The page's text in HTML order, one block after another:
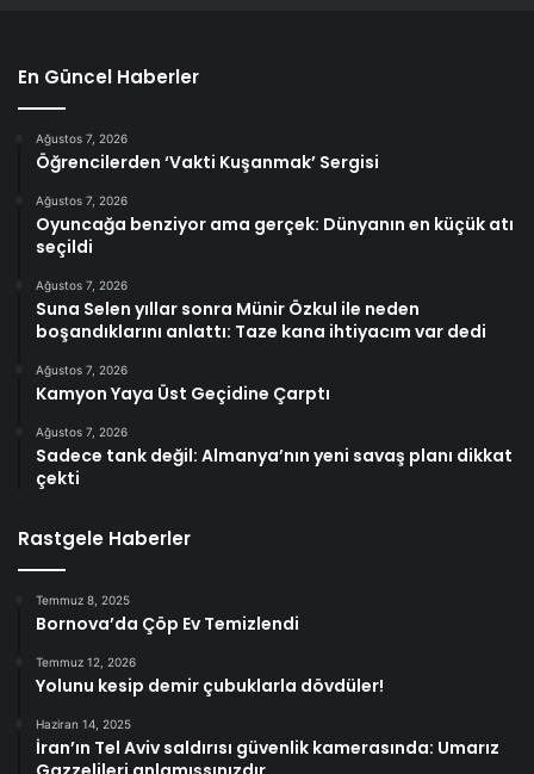
En Güncel Haberler
Ağustos 7, 2026
Öğrencilerden ‘Vakti Kuşanmak’ Sergisi
Ağustos 7, 2026
Oyuncağa benziyor ama gerçek: Dünyanın en küçük atı
seçildi
Ağustos 7, 2026
Suna Selen yıllar sonra Münir Özkul ile neden
boşandıklarını anlattı: Taze kana ihtiyacım var dedi
Ağustos 7, 2026
Kamyon Yaya Üst Geçidine Çarptı
Ağustos 7, 2026
Sadece tank değil: Almanya’nın yeni savaş planı dikkat
çekti
Rastgele Haberler
Temmuz 8, 2025
Bornova’da Çöp Ev Temizlendi
Temmuz 12, 2026
Yolunu kesip demir çubuklarla dövdüler!
Haziran 14, 2025
İran’ın Tel Aviv saldırısı güvenlik kamerasında: Umarız